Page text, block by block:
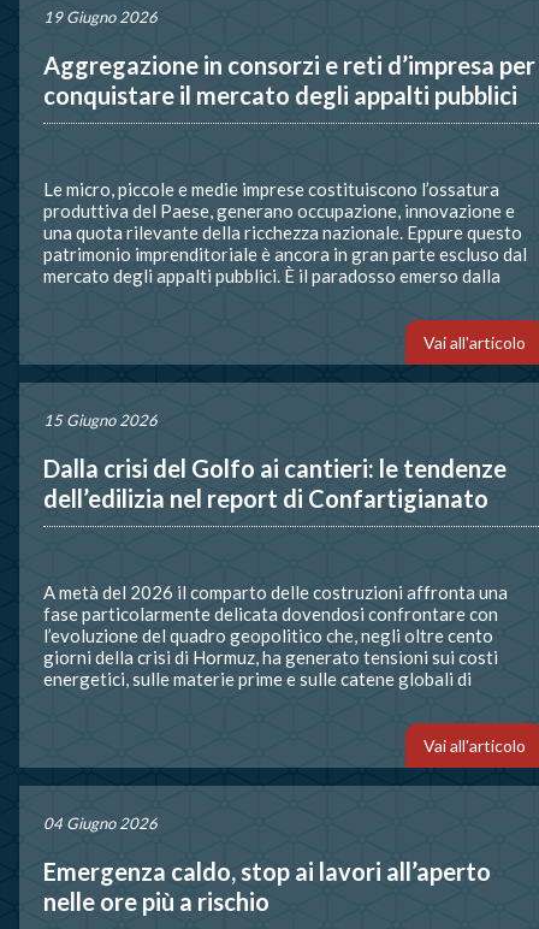
19 Giugno 2026
Aggregazione in consorzi e reti d’impresa per
conquistare il mercato degli appalti pubblici
Le micro, piccole e medie imprese costituiscono l’ossatura
produttiva del Paese, generano occupazione, innovazione e
una quota rilevante della ricchezza nazionale. Eppure questo
patrimonio imprenditoriale è ancora in gran parte escluso dal
mercato degli appalti pubblici. È il paradosso emerso dalla
pubblici in Italia”, presentata oggi 18 giugno a […]
Vai all'articolo
15 Giugno 2026
Dalla crisi del Golfo ai cantieri: le tendenze
dell’edilizia nel report di Confartigianato
A metà del 2026 il comparto delle costruzioni affronta una
fase particolarmente delicata dovendosi confrontare con
l’evoluzione del quadro geopolitico che, negli oltre cento
giorni della crisi di Hormuz, ha generato tensioni sui costi
energetici, sulle materie prime e sulle catene globali di
Vai all'articolo
04 Giugno 2026
Emergenza caldo, stop ai lavori all’aperto
nelle ore più a rischio